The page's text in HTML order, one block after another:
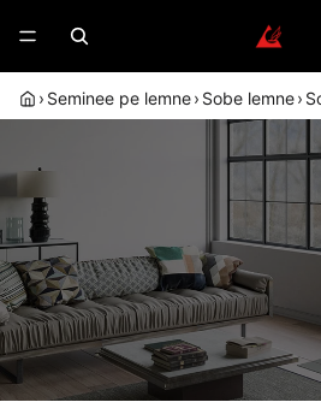
› Seminee pe lemne› Sobe lemne›
SOBE CU
— INCALZIRE
PUTINE
Soba cu acumulare de caldura
elibereaza treptat, ore
Randament peste 80%
Montaj autorizat